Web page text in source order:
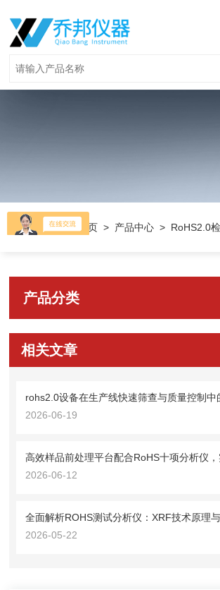
当前位置： 首页 > 产品中心 > RoHS2.0
产品分类
相关文章
rohs2.0设备在生产线快速筛查与质量控制中
2026-06-19
2026-06-12
2026-05-22